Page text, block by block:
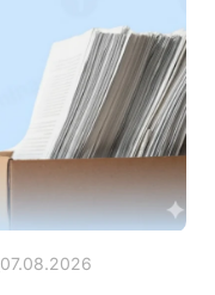
07.08.2026